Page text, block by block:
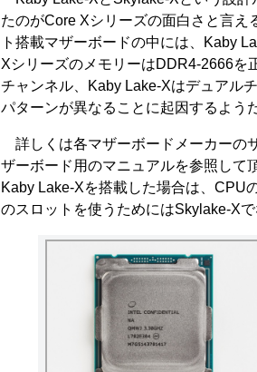
たのがCore Xシリーズの面白さと言え
ト搭載マザーボードの中には、Kaby
XシリーズのメモリーはDDR4-2666を
チャンネル、Kaby Lake-Xはデュアル
パターンが異なることに起因するようだ
詳しくは各マザーボードメーカーの
ザーボード用のマニュアルを参照して
Kaby Lake-Xを搭載した場合は、CPU
のスロットを使うためにはSkylake-Xで